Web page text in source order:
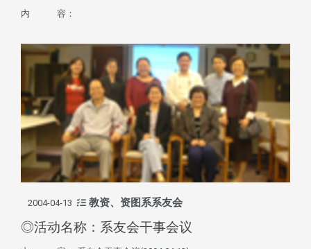
内 容：
2004-04-13 教资、资图系系友会
◎活动名称：系友会干事会议